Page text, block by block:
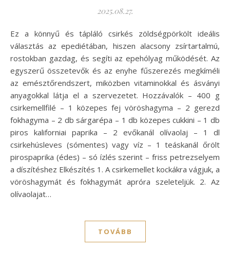
2025.08.27.
Ez a könnyű és tápláló csirkés zöldségpörkölt ideális
választás az epediétában, hiszen alacsony zsírtartalmú,
rostokban gazdag, és segíti az epehólyag működését. Az
egyszerű összetevők és az enyhe fűszerezés megkíméli
az emésztőrendszert, miközben vitaminokkal és ásványi
anyagokkal látja el a szervezetet. Hozzávalók – 400 g
csirkemellfilé – 1 közepes fej vöröshagyma – 2 gerezd
fokhagyma – 2 db sárgarépa – 1 db közepes cukkini – 1 db
piros kaliforniai paprika – 2 evőkanál olívaolaj – 1 dl
csirkehúsleves (sómentes) vagy víz – 1 teáskanál őrölt
pirospaprika (édes) – só ízlés szerint – friss petrezselyem
a díszítéshez Elkészítés 1. A csirkemellet kockákra vágjuk, a
vöröshagymát és fokhagymát apróra szeleteljük. 2. Az
olívaolajat…
TOVÁBB